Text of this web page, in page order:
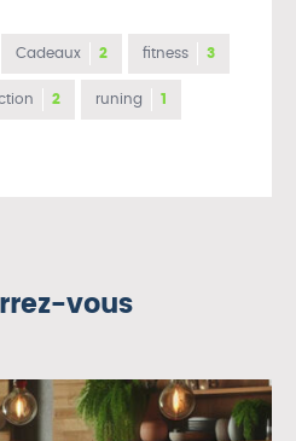
Cadeaux 2 fitness 3
2 runing 1
vous